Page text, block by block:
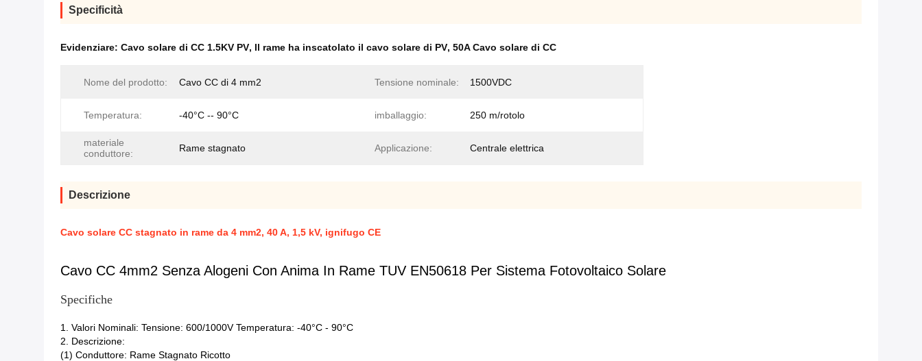
Specificità
Evidenziare: Cavo solare di CC 1.5KV PV, Il rame ha inscatolato il cavo solare di PV, 50A Cavo solare di CC
Nome del prodotto: Cavo CC di 4 mm2 Tensione nominale: 1500VDC
Temperatura: -40°C -- 90°C imballaggio: 250 m/rotolo
materiale
conduttore:
Rame stagnato Applicazione: Centrale elettrica
Descrizione
Cavo solare CC stagnato in rame da 4 mm2, 40 A, 1,5 kV, ignifugo CE
Cavo CC 4mm2 Senza Alogeni Con Anima In Rame TUV EN50618 Per Sistema Fotovoltaico Solare
Specifiche
1. Valori Nominali: Tensione: 600/1000V Temperatura: -40°C - 90°C
2. Descrizione:
(1) Conduttore: Rame Stagnato Ricotto